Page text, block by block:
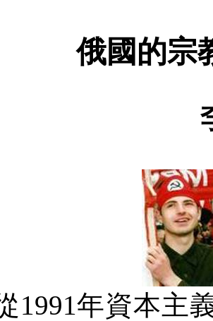
俄國的宗
1991年資本主